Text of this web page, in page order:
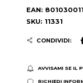
EAN:
SKU: 11331
CONDIVIDI:
AVVISAMI SE IL
RICHIEDI